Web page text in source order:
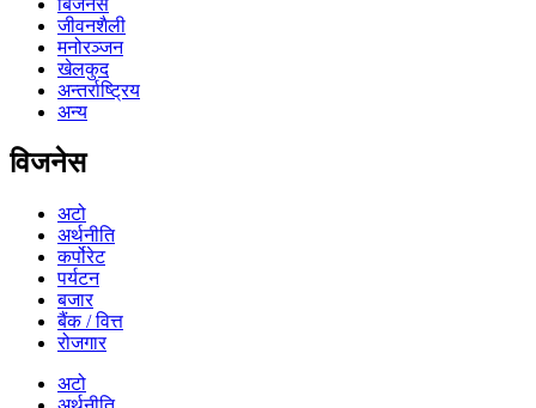
बिजनेस
जीवनशैली
मनोरञ्जन
खेलकुद
अन्तर्राष्ट्रिय
अन्य
विजनेस
अटो
अर्थनीति
कर्पोरेट
पर्यटन
बजार
बैंक / वित्त
रोजगार
अटो